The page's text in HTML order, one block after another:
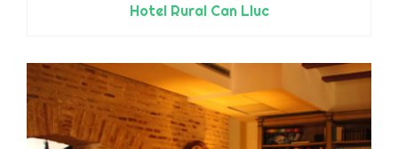
Hotel Rural Can Lluc